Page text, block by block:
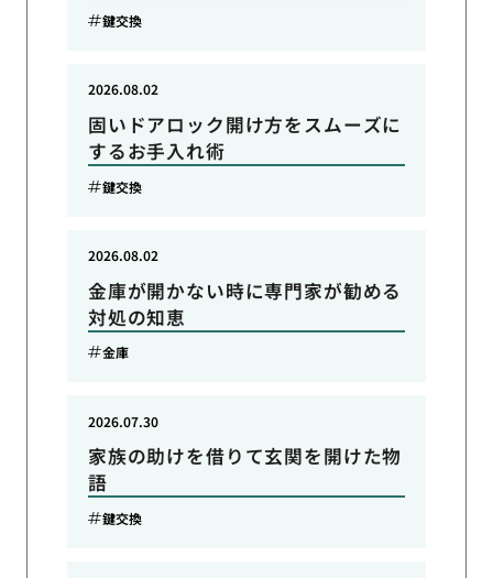
鍵交換
固いドアロック開け方をスムーズに
するお手入れ術
2026.08.02
鍵交換
金庫が開かない時に専門家が勧める
対処の知恵
2026.08.02
金庫
家族の助けを借りて玄関を開けた物
語
2026.07.30
鍵交換